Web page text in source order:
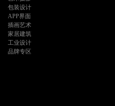
包装设计
APP界面
插画艺术
家居建筑
工业设计
品牌专区